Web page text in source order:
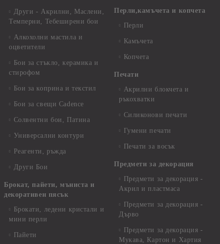
Други - Акрилни, Маслени,
Темперни, Тебеширени бои
Алкохолни мастила и
оцветители
Бои за стъкло, керамика и
стирофом
Бои за коприна и текстил
Бои за свещи Cadence
Солвентни бои, Патина
Универсални контури
Реагенти, ръжда
Други Бои
Брокат, пайети, мъниста и
декоративен пясък
Брокати, ледени кристали и
мини перли
Пайети
Перли,камъчета и копчета
Перли
Камъчета
Копчета
Печати
Акрилни блокчета и
ръкохватки
Силиконови печати
Гумени печати
Печати за восък
Предмети за декорация
Предмети за декорация -
Акрил и пластмаса
Предмети за декорация -
Дърво
Предмети за декорация -
Мукава, Картон и Хартия